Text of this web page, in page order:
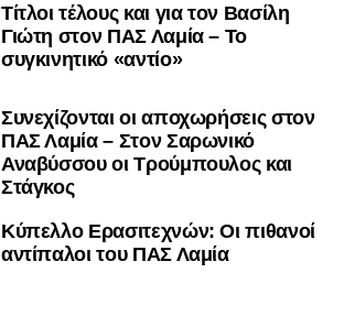
Τίτλοι τέλους και για τον Βασίλη
Γιώτη στον ΠΑΣ Λαμία – Το
συγκινητικό «αντίο»
Συνεχίζονται οι αποχωρήσεις στον
ΠΑΣ Λαμία – Στον Σαρωνικό
Αναβύσσου οι Τρούμπουλος και
Στάγκος
Κύπελλο Ερασιτεχνών: Οι πιθανοί
αντίπαλοι του ΠΑΣ Λαμία